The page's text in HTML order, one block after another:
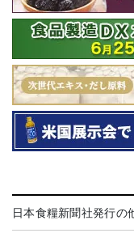
日本食糧新聞社発行の